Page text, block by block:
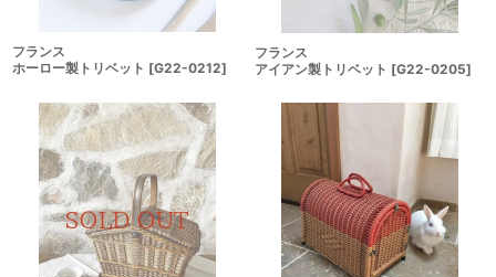
フランス
ホーロー製トリベット [G22-0212]
フランス
アイアン製トリベット [G22-0205]